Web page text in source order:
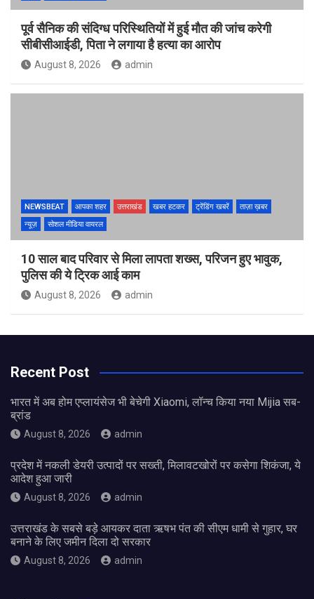
पूर्व सैनिक की संदिग्ध परिस्थितियों में हुई मौत की जांच करेगी
सीबीसीआईडी, पिता ने लगाया है हत्या का आरोप
August 8, 2026 admin
NEWSBEAT आपका शहर उत्तराखंड खबर हटकर ट्रेंडिंग खबरें
ताज़ा ख़बर
न्यूज़
सोशल मीडिया वायरल
10 साल बाद परिवार से मिला लापता शख्स, परिजन हुए भावुक,
पुलिस की ये ट्रिक आई काम
August 8, 2026 admin
Recent Post
भारत में अब होम एप्लायंसेज भी बेचेगी Xiaomi, लॉन्च किया नया Mijia सब-
ब्रांड
August 8, 2026 admin
प्रदेश में नकली डेयरी उत्पादों पर सख्ती, मिलावटखोरों पर कसेगा शिकंजा, ये
आदेश हुआ जारी
August 8, 2026 admin
उत्तराखंड के सबसे बड़े आयकर दाता ऋषभ पंत की सीएम धामी से गुहार, घर
बनाने के लिए जमीन दिला दो सरकार
August 8, 2026 admin